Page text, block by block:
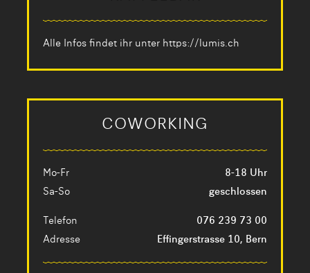
COWORKING
Mo-Fr
8-18 Uhr
Sa-So
geschlossen
Telefon
076 239 73 00
Adresse
Effingerstrasse 10, Bern
Alle Infos findet ihr unter https://lumis.ch